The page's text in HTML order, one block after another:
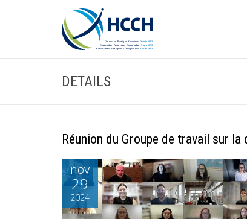
DETAILS
Réunion du Groupe de travail sur
nov
29
2024